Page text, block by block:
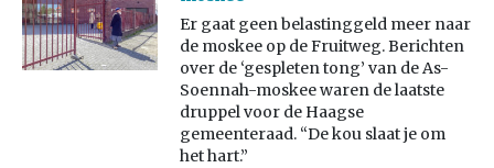
Er gaat geen belastinggeld meer naar
de moskee op de Fruitweg. Berichten
over de ‘gespleten tong’ van de As-
Soennah-moskee waren de laatste
druppel voor de Haagse
gemeenteraad. “De kou slaat je om
het hart.”